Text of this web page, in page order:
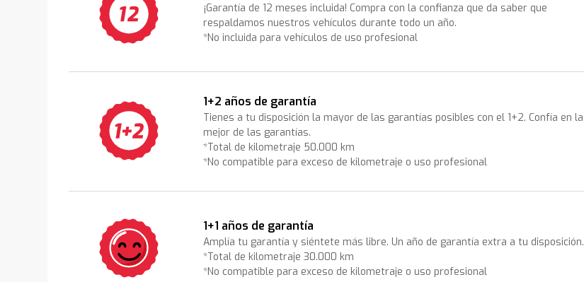
¡Garantía de 12 meses incluida! Compra con la confianza que da saber que
respaldamos nuestros vehículos durante todo un año.
*No incluida para vehículos de uso profesional
1+2 años de garantía
Tienes a tu disposición la mayor de las garantías posibles con el 1+2. Confía en la
mejor de las garantías.
*Total de kilometraje 50.000 km
*No compatible para exceso de kilometraje o uso profesional
1+1 años de garantía
Amplía tu garantía y siéntete más libre. Un año de garantía extra a tu disposición.
*Total de kilometraje 30.000 km
*No compatible para exceso de kilometraje o uso profesional